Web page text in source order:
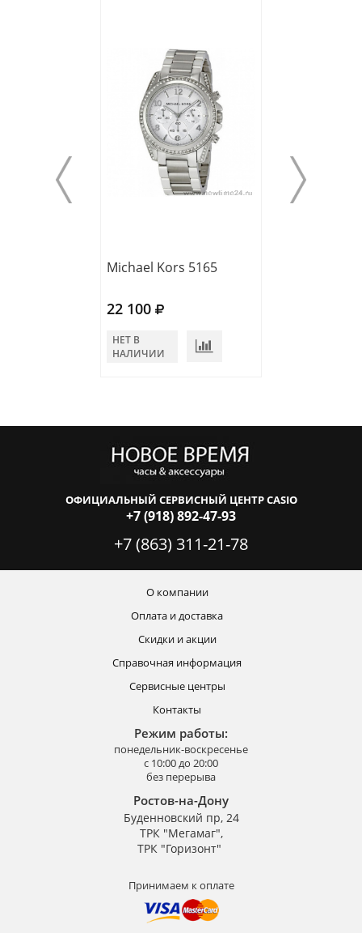
Michael Kors 5165
22 100
НЕТ В
НАЛИЧИИ
ОФИЦИАЛЬНЫЙ СЕРВИСНЫЙ ЦЕНТР CASIO
+7 (918) 892-47-93
+7 (863) 311-21-78
О компании
Оплата и доставка
Скидки и акции
Справочная информация
Сервисные центры
Контакты
Режим работы:
понедельник-воскресенье
с 10:00 до 20:00
без перерыва
Ростов-на-Дону
Буденновский пр, 24
ТРК "Мегамаг",
ТРК "Горизонт"
Принимаем к оплате